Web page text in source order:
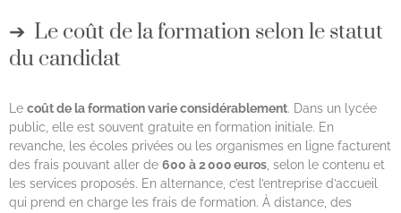
Le coût de la formation selon le statut
du candidat
Le coût de la formation varie considérablement. Dans un lycée
public, elle est souvent gratuite en formation initiale. En
revanche, les écoles privées ou les organismes en ligne facturent
des frais pouvant aller de 600 à 2 000 euros , selon le contenu et
les services proposés. En alternance, c’est l’entreprise d’accueil
qui prend en charge les frais de formation. À distance, des